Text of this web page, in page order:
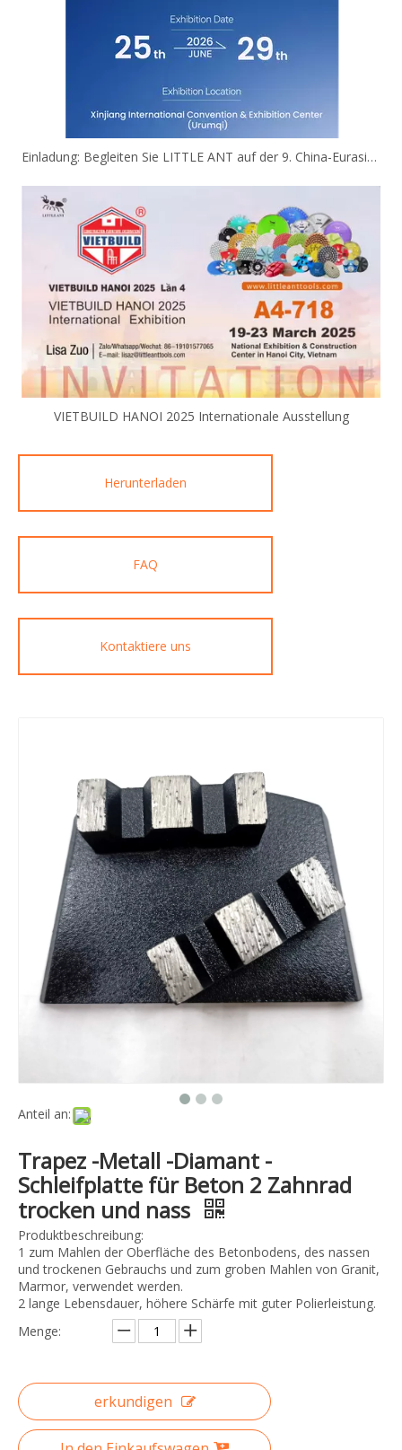
Einladung: Begleiten Sie LITTLE ANT auf der 9. China-Eurasia Expo!
VIETBUILD HANOI 2025 Internationale Ausstellung
Herunterladen
FAQ
Kontaktiere uns
Anteil an:
Trapez -Metall -Diamant -
Schleifplatte für Beton 2 Zahnrad
trocken und nass
Produktbeschreibung:
1 zum Mahlen der Oberfläche des Betonbodens, des nassen
und trockenen Gebrauchs und zum groben Mahlen von Granit,
Marmor, verwendet werden.
2 lange Lebensdauer, höhere Schärfe mit guter Polierleistung.
Menge:
erkundigen